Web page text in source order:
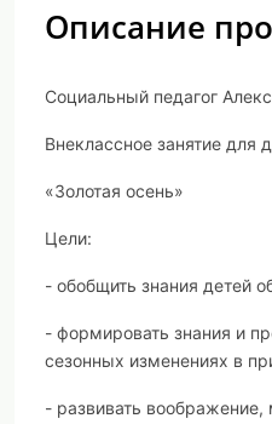
Описание
Социальный педагог
Внеклассное занятие для
«Золотая осень»
Цели:
- обобщить знания детей
- формировать знания и
сезонных изменениях в
- развивать